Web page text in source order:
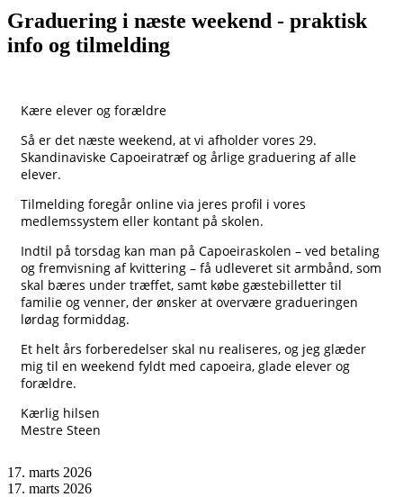
Graduering i næste weekend - praktisk
info og tilmelding
Kære elever og forældre
Så er det næste weekend, at vi afholder vores 29.
Skandinaviske Capoeiratræf og årlige graduering af alle
elever.
Tilmelding foregår online via jeres profil i vores
medlemssystem eller kontant på skolen.
Indtil på torsdag kan man på Capoeiraskolen – ved betaling
og fremvisning af kvittering – få udleveret sit armbånd, som
skal bæres under træffet, samt købe gæstebilletter til
familie og venner, der ønsker at overvære gradueringen
lørdag formiddag.
Et helt års forberedelser skal nu realiseres, og jeg glæder
mig til en weekend fyldt med capoeira, glade elever og
forældre.
Kærlig hilsen
Mestre Steen
17. marts 2026
17. marts 2026